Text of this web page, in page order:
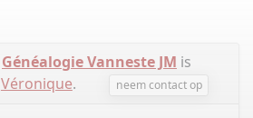
Généalogie Vanneste JM is
Véronique. neem contact op